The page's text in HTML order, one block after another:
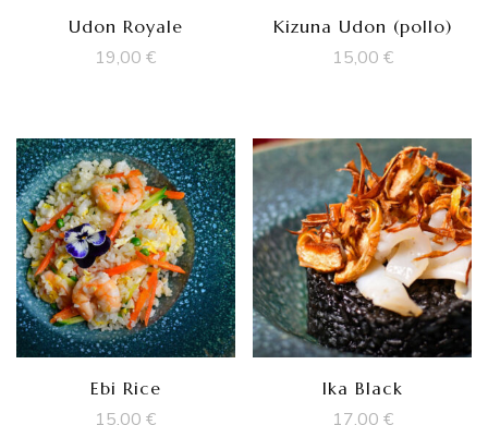
Udon Royale
19,00€
Kizuna Udon (pollo)
15,00 €
Ebi Rice
15,00€
Ika Black
17,00 €